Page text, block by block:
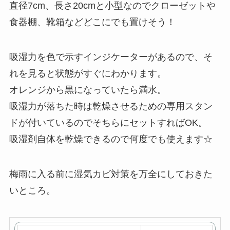
直径7cm、長さ20cmと小型なのでクローゼットや
食器棚、靴箱などどこにでも置けそう！
吸湿力を色で示すインジケーターがあるので、そ
れを見ると状態がすぐにわかります。
オレンジから黒になっていたら満水。
吸湿力が落ちた時は乾燥させるための専用スタン
ドが付いているのでそちらにセットすればOK。
吸湿剤自体を乾燥できるので何度でも使えます☆
梅雨に入る前に湿気カビ対策を万全にしておきた
いところ。